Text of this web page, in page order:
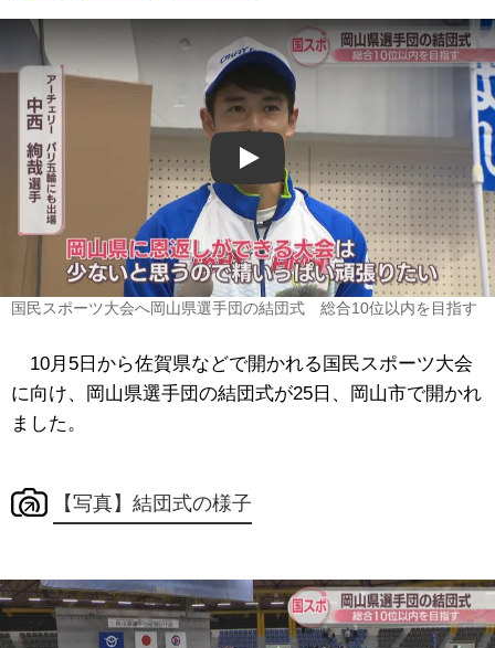
Play
国民スポーツ大会へ岡山県選手団の結団式 総合10位以内を目指す
10月5日から佐賀県などで開かれる国民スポーツ大会
に向け、岡山県選手団の結団式が25日、岡山市で開かれ
ました。
【写真】結団式の様子